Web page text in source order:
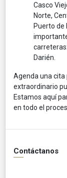
Casco
Norte,
Puerto de
Darién.
Agenda una cita
extraordinario
Estamos aquí
en todo el
Contáctanos